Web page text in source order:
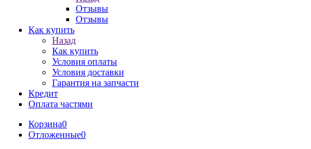
Отзывы
Отзывы
Как купить
Назад
Как купить
Условия оплаты
Условия доставки
Гарантия на запчасти
Кредит
Оплата частями
Корзина0
Отложенные0